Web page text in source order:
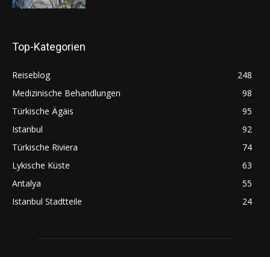
Top-Kategorien
Reiseblog
248
Medizinische Behandlungen
98
Türkische Ägäis
95
Istanbul
92
Türkische Riviera
74
Lykische Küste
63
Antalya
55
Istanbul Stadtteile
24